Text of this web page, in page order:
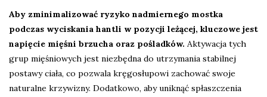
Aby zminimalizować ryzyko nadmiernego mostka
podczas wyciskania hantli w pozycji leżącej, kluczowe jest
napięcie mięśni brzucha oraz pośladków. Aktywacja tych
grup mięśniowych jest niezbędna do utrzymania stabilnej
postawy ciała, co pozwala kręgosłupowi zachować swoje
naturalne krzywizny. Dodatkowo, aby uniknąć spłaszczenia